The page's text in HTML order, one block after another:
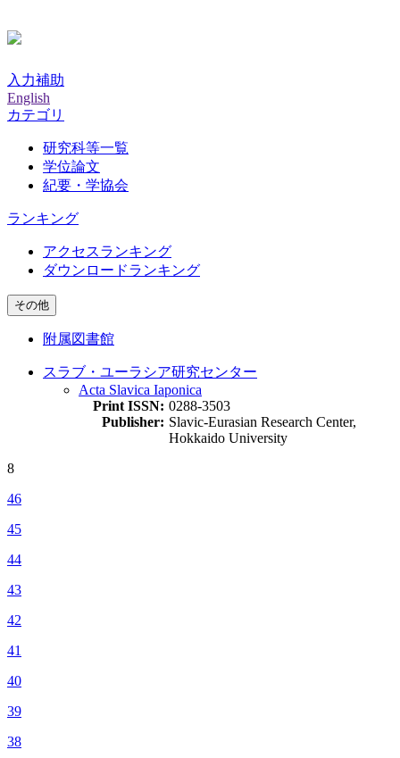
入力補助
English
カテゴリ
研究科等一覧
学位論文
紀要・学協会
ランキング
アクセスランキング
ダウンロードランキング
その他
附属図書館
スラブ・ユーラシア研究センター
Acta Slavica Iaponica
Print ISSN: 0288-3503
Publisher: Slavic-Eurasian Research Center,
Hokkaido University
8
46
45
44
43
42
41
40
39
38